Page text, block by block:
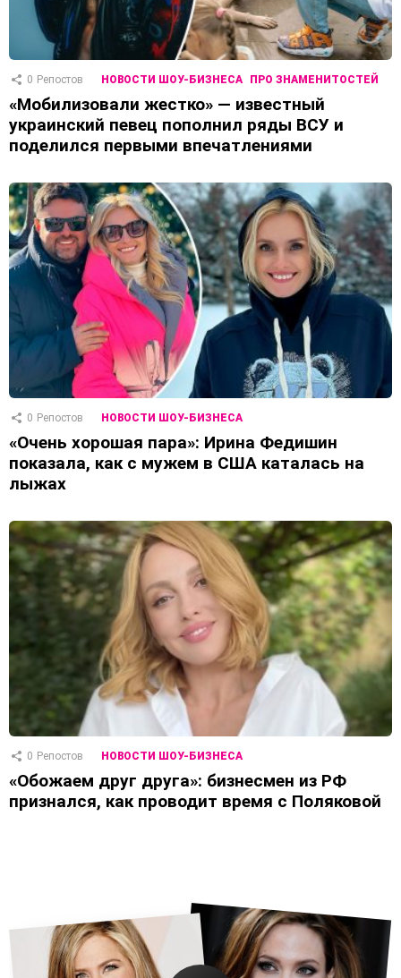
0 Репостов НОВОСТИ ШОУ-БИЗНЕСА ПРО ЗНАМЕНИТОСТЕЙ
«Мобилизовали жестко» — известный
украинский певец пополнил ряды ВСУ и
поделился первыми впечатлениями
0 Репостов НОВОСТИ ШОУ-БИЗНЕСА
«Очень хорошая пара»: Ирина Федишин
показала, как с мужем в США каталась на
лыжах
0 Репостов НОВОСТИ ШОУ-БИЗНЕСА
«Обожаем друг друга»: бизнесмен из РФ
признался, как проводит время с Поляковой